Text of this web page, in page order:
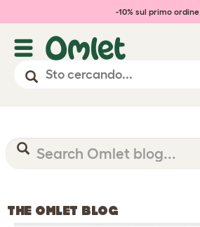
-10% sul primo ordine
THE OMLET BLOG